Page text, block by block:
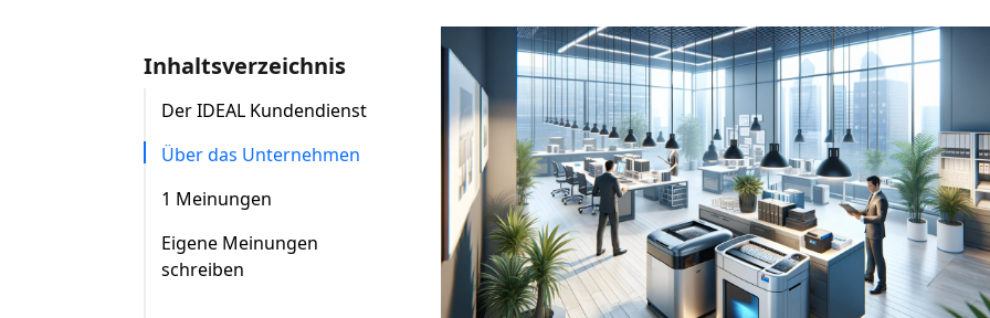
Inhaltsverzeichnis
Der IDEAL Kundendienst
Über das Unternehmen
1 Meinungen
Eigene Meinungen
schreiben